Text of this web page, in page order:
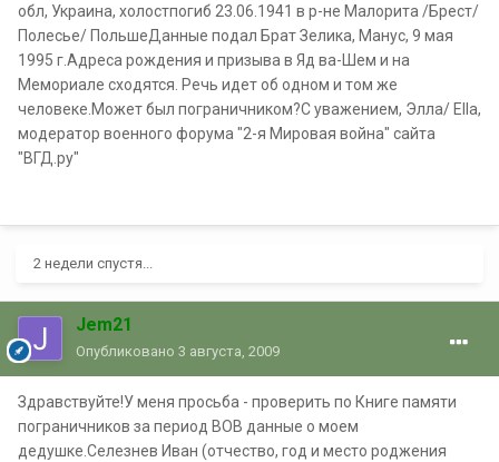
обл, Украина, холостпогиб 23.06.1941 в р-не Малорита /Брест/
Полесье/ ПольшеДанные подал Брат Зелика, Манус, 9 мая
1995 г.Адреса рождения и призыва в Яд ва-Шем и на
Мемориале сходятся. Речь идет об одном и том же
человеке.Может был пограничником?С уважением, Элла/ Ella,
модератор военного форума "2-я Мировая война" сайта
"ВГД.ру"
2 недели спустя...
Jem21
Опубликовано 3 августа, 2009
Здравствуйте!У меня просьба - проверить по Книге памяти
пограничников за период ВОВ данные о моем
дедушке.Селезнев Иван (отчество, год и место роджения